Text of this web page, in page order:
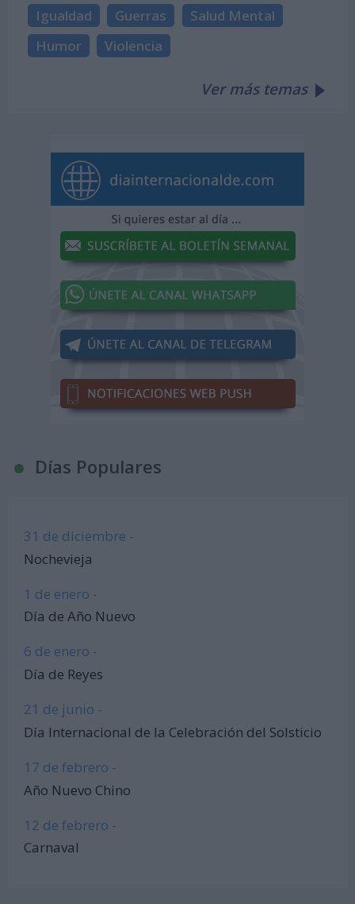
Igualdad Guerras
Salud Mental
Humor
Violencia
Ver más temas
Días Populares
31 de diciembre -
Nochevieja
1 de enero -
Día de Año Nuevo
6 de enero -
Día de Reyes
21 de junio -
Día Internacional de la Celebración del Solsticio
17 de febrero -
Año Nuevo Chino
12 de febrero -
Carnaval